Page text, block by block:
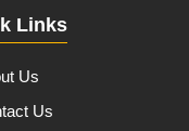
Links
Us
Us